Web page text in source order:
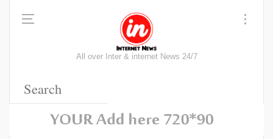
All over Inter & internet News 24/7